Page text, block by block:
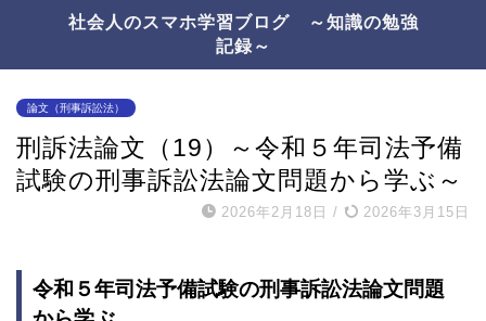
社会人のスマホ学習ブログ ～知識の勉強
記録～
論文（刑事訴訟法）
刑訴法論文（19）～令和５年司法予備
試験の刑事訴訟法論文問題から学ぶ～
2026年2月18日 / 2026年3月15日
令和５年司法予備試験の刑事訴訟法論文問題